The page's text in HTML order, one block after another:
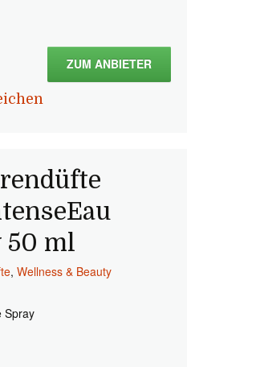
ZUM ANBIETER
50 ml
,Wellness & Beauty
Spray